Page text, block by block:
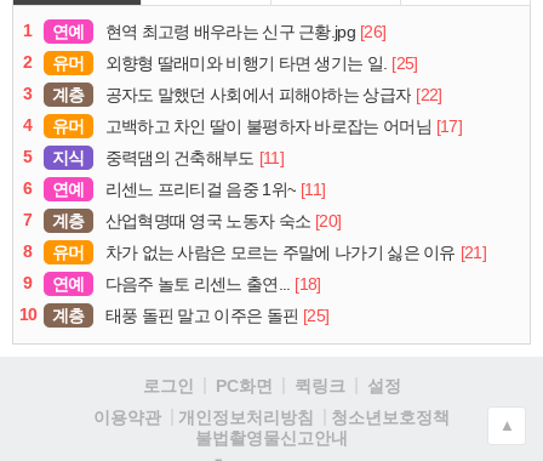
1 연예 현역 최고령 배우라는 신구 근황.jpg [26]
2
유머 외향형 딸래미와 비행기 타면 생기는 일. [25]
3
계층 공자도 말했던 사회에서 피해야하는 상급자 [22]
4
유머 고백하고 차인 딸이 불평하자 바로잡는 어머님 [17]
5
지식 중력댐의 건축해부도 [11]
6
연예 리센느 프리티걸 음중 1위~ [11]
7
계층 산업혁명때 영국 노동자 숙소 [20]
8
유머 차가 없는 사람은 모르는 주말에 나가기 싫은 이유 [21]
9
연예 다음주 놀토 리센느 출연... [18]
10
계층 태풍 돌핀 말고 이주은 돌핀 [25]
로그인 PC화면 퀵링크
설정
이용약관
개인정보처리방침
청소년보호정책
불법촬영물신고안내
▲